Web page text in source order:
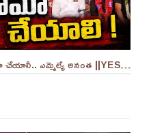
విద్యా శాఖ మంత్రి పదవి లోకేష్ రాజీనామా చేయాలీ.. ఎమ్మెల్యే అనంత ||YES 9TV